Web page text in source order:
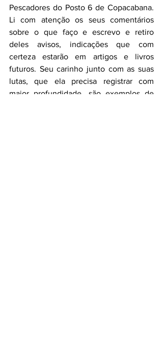
Pescadores do Posto 6 de Copacabana.
Li com atenção os seus comentários
sobre o que faço e escrevo e retiro
deles avisos, indicações que com
certeza estarão em artigos e livros
futuros. Seu carinho junto com as suas
lutas, que ela precisa registrar com
maior profundidade, são exemplos de